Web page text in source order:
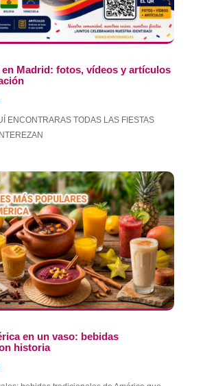
en Madrid: fotos, vídeos y artículos
ENCONTRARAS TODAS LAS FIESTAS
en un vaso: bebidas
historia